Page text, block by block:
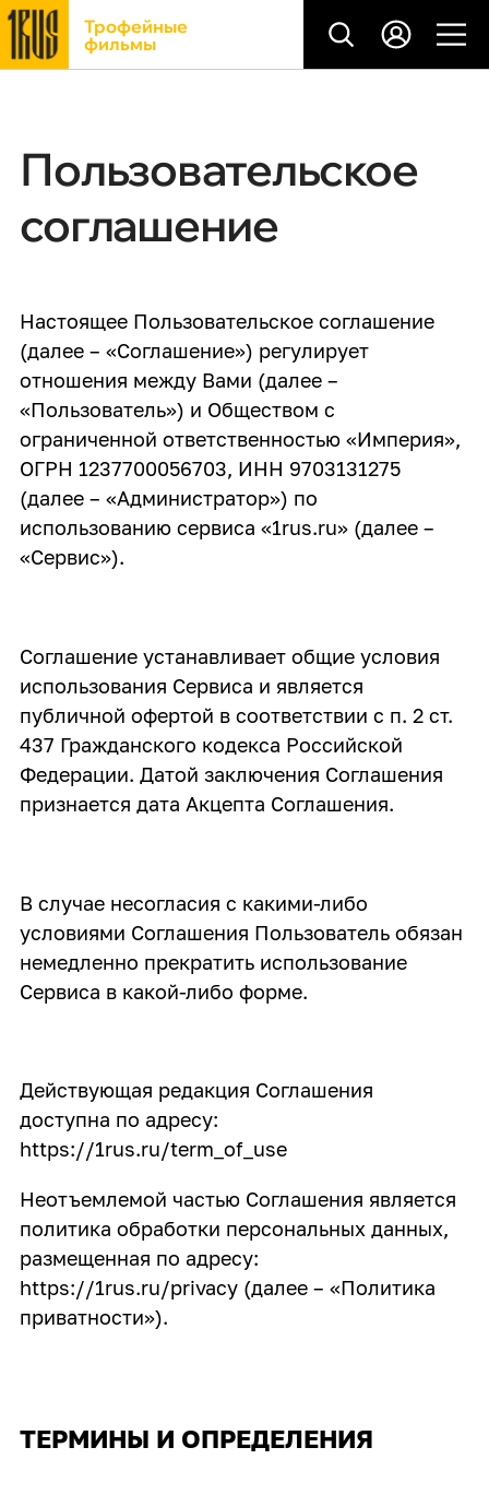
Трофейные
фильмы
Пользовательское
соглашение
Настоящее Пользовательское соглашение
(далее – «Соглашение») регулирует
отношения между Вами (далее –
«Пользователь») и Обществом с
ограниченной ответственностью «Империя»,
ОГРН 1237700056703, ИНН 9703131275
(далее – «Администратор») по
использованию сервиса «1rus.ru» (далее –
«Сервис»).
Соглашение устанавливает общие условия
использования Сервиса и является
публичной офертой в соответствии с п. 2 ст.
437 Гражданского кодекса Российской
Федерации. Датой заключения Соглашения
признается дата Акцепта Соглашения.
В случае несогласия с какими-либо
условиями Соглашения Пользователь обязан
немедленно прекратить использование
Сервиса в какой-либо форме.
Действующая редакция Соглашения
доступна по адресу:
https://1rus.ru/term_of_use
Неотъемлемой частью Соглашения является
политика обработки персональных данных,
размещенная по адресу:
https://1rus.ru/privacy (далее – «Политика
приватности»).
ТЕРМИНЫ И ОПРЕДЕЛЕНИЯ